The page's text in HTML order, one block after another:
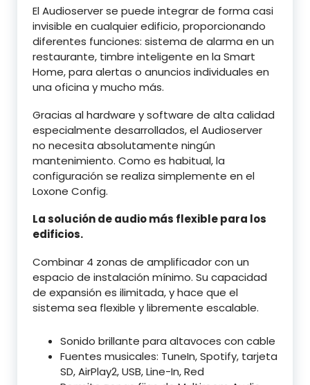
El Audioserver se puede integrar de forma casi
invisible en cualquier edificio, proporcionando
diferentes funciones: sistema de alarma en un
restaurante, timbre inteligente en la Smart
Home, para alertas o anuncios individuales en
una oficina y mucho más.
Gracias al hardware y software de alta calidad
especialmente desarrollados, el Audioserver
no necesita absolutamente ningún
mantenimiento. Como es habitual, la
configuración se realiza simplemente en el
Loxone Config.
La solución de audio más flexible para los
edificios.
Combinar 4 zonas de amplificador con un
espacio de instalación mínimo. Su capacidad
de expansión es ilimitada, y hace que el
sistema sea flexible y libremente escalable.
Sonido brillante para altavoces con cable
Fuentes musicales: TuneIn, Spotify, tarjeta
SD, AirPlay2, USB, Line-In, Red